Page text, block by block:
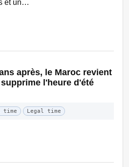
et un…
après, le Maroc revient
l'heure d'été
time Legal time